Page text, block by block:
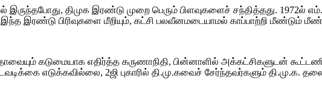
இருந்தபோது, திமுக இரண்டு முறை பெரும் பிளவுகளைச் சந்தித்தது. 1972ல்
இரண்டு பிரிவுகளை மீறியும், கட்சி பலவீனமடையாமல் காப்பாற்றி மீண்டும்
கடுமையாக எதிர்த்த கருணாநிதி, பின்னாளில் அக்கட்சிகளுடன்
எடுக்கவில்லை, 2ஜி புகாரில் தி.மு.கவைச் சேர்ந்தவர்களும்